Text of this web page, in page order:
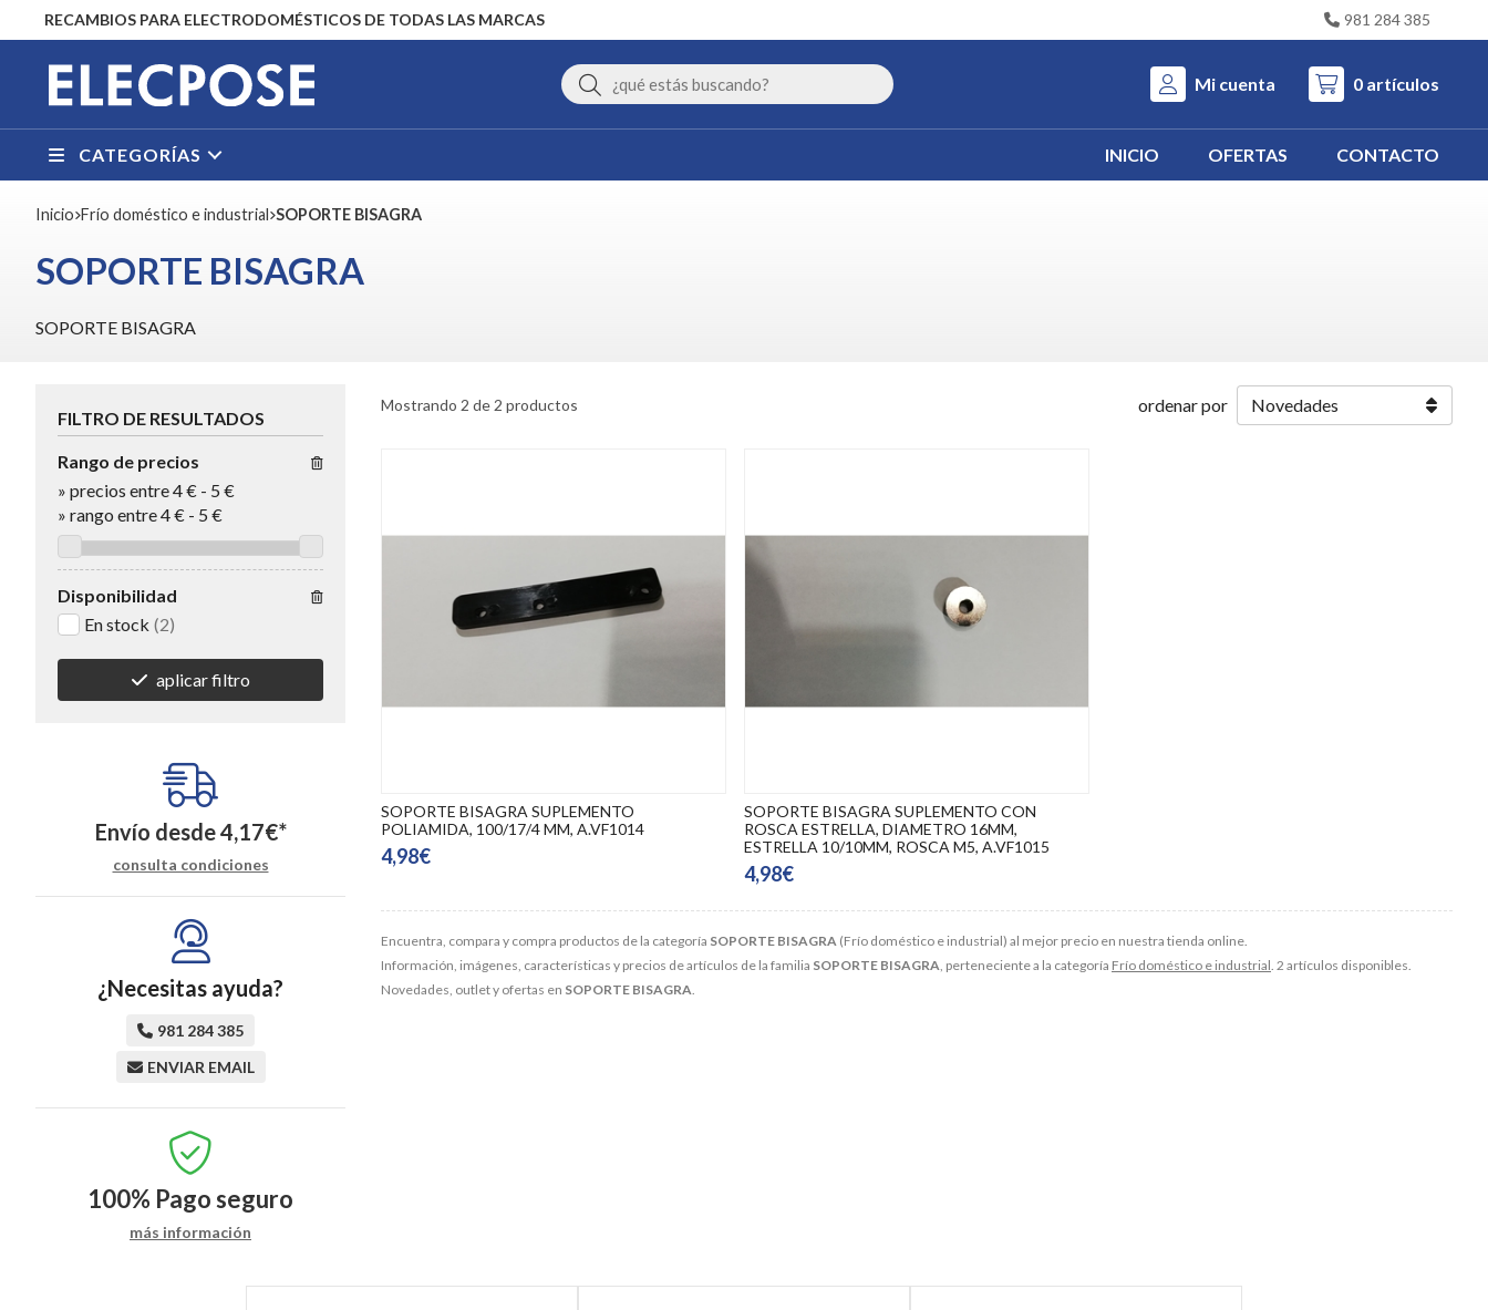
RECAMBIOS PARA ELECTRODOMÉSTICOS DE TODAS LAS MARCAS 981 284 385
Buscar Mi cuenta 0 artículos
CATEGORÍAS INICIO OFERTAS CONTACTO
Inicio frío doméstico e industrial SOPORTE BISAGRA
SOPORTE BISAGRA
SOPORTE BISAGRA
Encuentra, compara y compra productos de la categoría SOPORTE BISAGRA (Frío doméstico e industrial) al mejor precio en nuestra tienda online.
Información, imágenes, características y precios de artículos de la familia SOPORTE BISAGRA , perteneciente a la categoría Frío doméstico e industrial . 2 artículos disponibles.
Novedades, outlet y ofertas en SOPORTE BISAGRA
Mostrando 2 de 2 productos ordenar por
SOPORTE BISAGRA SUPLEMENTO
POLIAMIDA, 100/17/4 MM, A.VF1014
4,98€
SOPORTE BISAGRA SUPLEMENTO CON
ROSCA ESTRELLA, DIAMETRO 16MM,
ESTRELLA 10/10MM, ROSCA M5, A.VF1015
4,98€
FILTRO DE RESULTADOS
Rango de precios
» precios entre 4 € - 5 €
» rango entre4€ - 5 €
Disponibilidad
En stock (2)
aplicar filtro
Envío desde4,17€*
consulta condiciones
¿Necesitas ayuda?
981 284 385
ENVIAR EMAIL
100% Pago seguro
más información